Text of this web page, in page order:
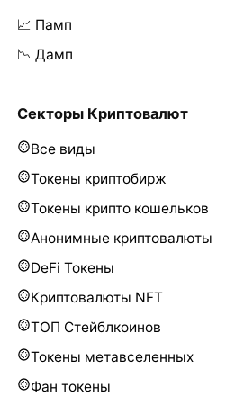
📈 Памп
📉 Дамп
Секторы Криптовалют
Все виды
Токены криптобирж
Токены крипто кошельков
Анонимные криптовалюты
DeFi Токены
Криптовалюты NFT
ТОП Стейблкоинов
Токены метавселенных
Фан токены